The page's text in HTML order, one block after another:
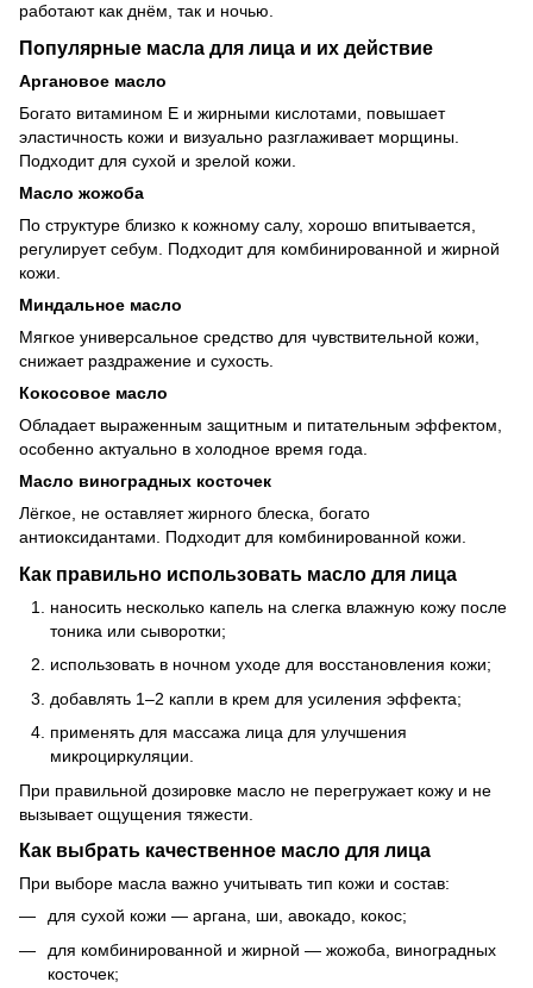
работают как днём, так и ночью.
Популярные масла для лица и их действие
Аргановое масло
Богато витамином E и жирными кислотами, повышает
эластичность кожи и визуально разглаживает морщины.
Подходит для сухой и зрелой кожи.
Масло жожоба
По структуре близко к кожному салу, хорошо впитывается,
регулирует себум. Подходит для комбинированной и жирной
кожи.
Миндальное масло
Мягкое универсальное средство для чувствительной кожи,
снижает раздражение и сухость.
Кокосовое масло
Обладает выраженным защитным и питательным эффектом,
особенно актуально в холодное время года.
Масло виноградных косточек
Лёгкое, не оставляет жирного блеска, богато
антиоксидантами. Подходит для комбинированной кожи.
Как правильно использовать масло для лица
наносить несколько капель на слегка влажную кожу после
тоника или сыворотки;
использовать в ночном уходе для восстановления кожи;
добавлять 1–2 капли в крем для усиления эффекта;
применять для массажа лица для улучшения
микроциркуляции.
При правильной дозировке масло не перегружает кожу и не
вызывает ощущения тяжести.
Как выбрать качественное масло для лица
При выборе масла важно учитывать тип кожи и состав:
для сухой кожи — аргана, ши, авокадо, кокос;
для комбинированной и жирной — жожоба, виноградных
косточек;